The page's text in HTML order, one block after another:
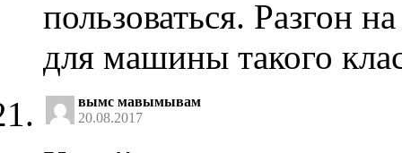
пользоваться. Разгон
для машины такого
вымс мавымывам
20.08.2017